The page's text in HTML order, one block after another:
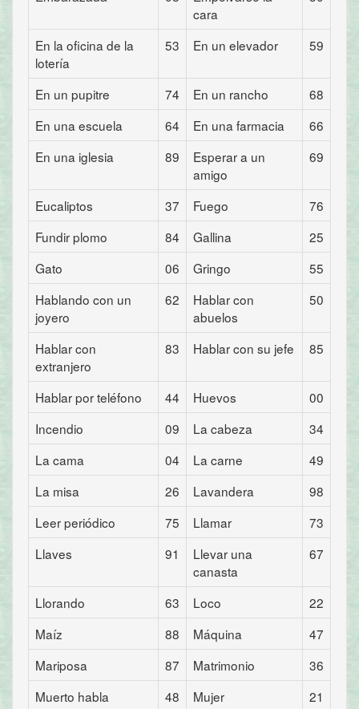
cara
En la oficina de la
lotería
53 En un elevador 59
En un pupitre 74 En un rancho
68
En una escuela
64 En una farmacia
66
En una iglesia
89
Esperar a un
amigo
69
Eucaliptos 37 Fuego
76
Fundir plomo
84 Gallina
25
Gato
06 Gringo
55
Hablando con un
joyero
62
Hablar con
abuelos
50
Hablar con
extranjero
83 Hablar con su jefe 85
Hablar por teléfono 44 Huevos
00
Incendio
09 La cabeza
34
La cama
04 La carne
49
La misa
26 Lavandera
98
Leer periódico
75 Llamar
73
Llaves
91
Llevar una
canasta
67
Llorando 63 Loco
22
Maíz
88 Máquina
47
Mariposa
87 Matrimonio
36
Muerto habla
48 Mujer
21